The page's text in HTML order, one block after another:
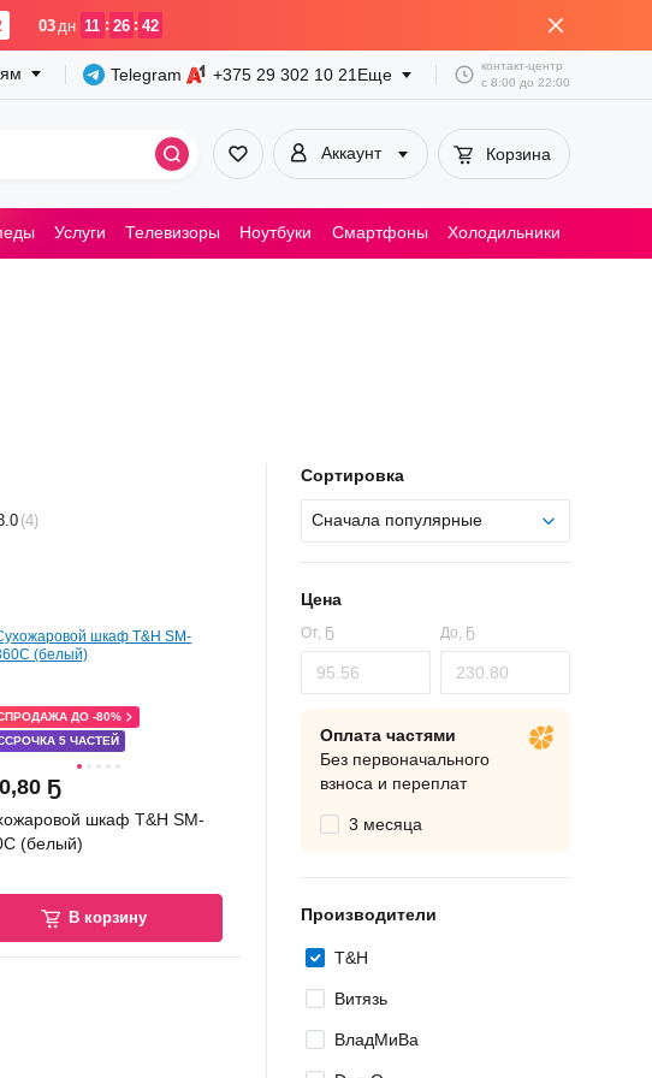
03 дн 11 : 26 : 42
Telegram +375 29 302 10 21 Еще
контакт-центр
с 8:00 до 22:00
Аккаунт Корзина
Услуги Телевизоры Ноутбуки Смартфоны Холодильники
(4)
5 ЧАСТЕЙ
ДО -80%
,80 Ҕ
шкаф T&H SM-
(белый)
В корзину
Сортировка
Сначала популярные
Цена
От, Ҕ До, Ҕ
Оплата частями
Без первоначального
взноса и переплат
3 месяца
Производители
T&H
Витязь
ВладМиВа